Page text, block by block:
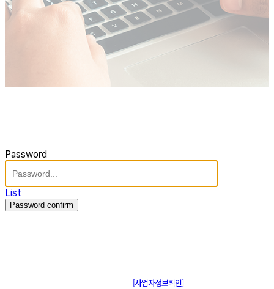
Password
List
Password confirm
[사업자정보확인]